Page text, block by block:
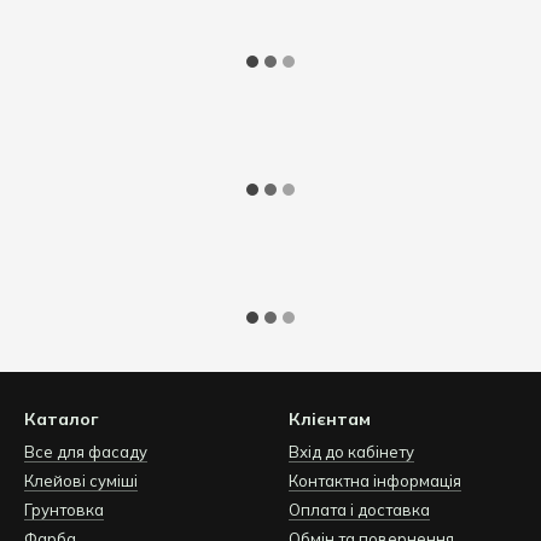
Каталог
Все для фасаду
Клейові суміші
Грунтовка
Клієнтам
Вхід до кабінету
Контактна інформація
Оплата і доставка